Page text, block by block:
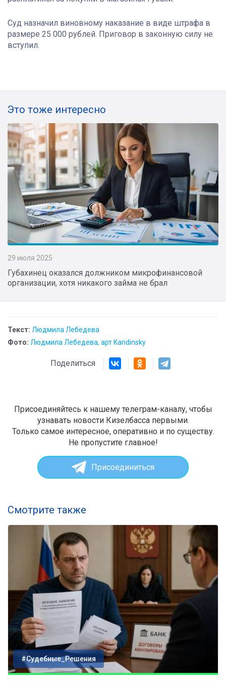
Суд назначил виновному наказание в виде штрафа в
размере 25 000 рублей. Приговор в законную силу не
вступил.
Это тоже интересно
29 июля 2025
Губахинец оказался должником микрофинансовой
организации, хотя никакого займа не брал
Текст: Людмила Лебедева
Фото: Людмила Лебедева, арт Kandinsky
Поделиться
Присоединяйтесь к нашему телеграм-каналу, чтобы
узнавать новости Кизелбасса первыми.
Только самое интересное, оперативно и по существу.
Не пропустите главное!
Присоединиться
Смотрите также
#Судебные_Решения